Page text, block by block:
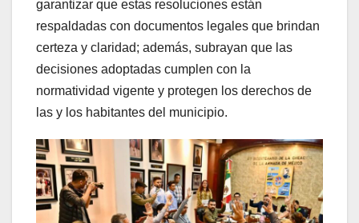
garantizar que estas resoluciones están
respaldadas con documentos legales que brindan
certeza y claridad; además, subrayan que las
decisiones adoptadas cumplen con la
normatividad vigente y protegen los derechos de
las y los habitantes del municipio.